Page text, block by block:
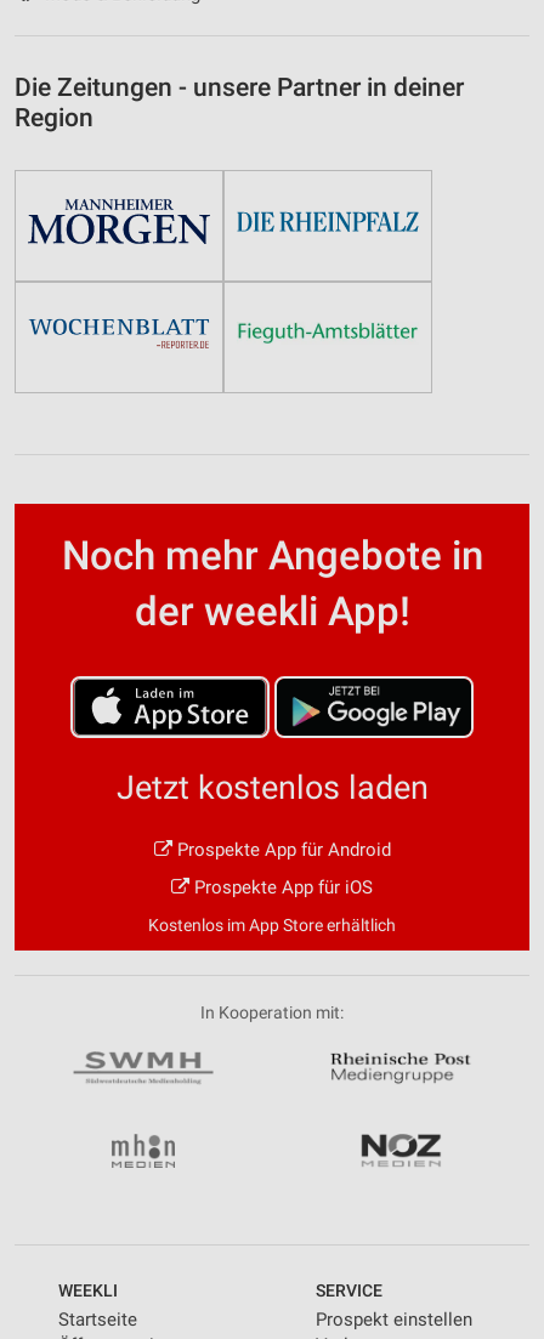
Die Zeitungen - unsere Partner in deiner
Region
Noch mehr Angebote in
der weekli App!
Jetzt kostenlos laden
Prospekte App für Android
Prospekte App für iOS
Kostenlos im App Store erhältlich
In Kooperation mit:
WEEKLI
Startseite
SERVICE
Prospekt einstellen